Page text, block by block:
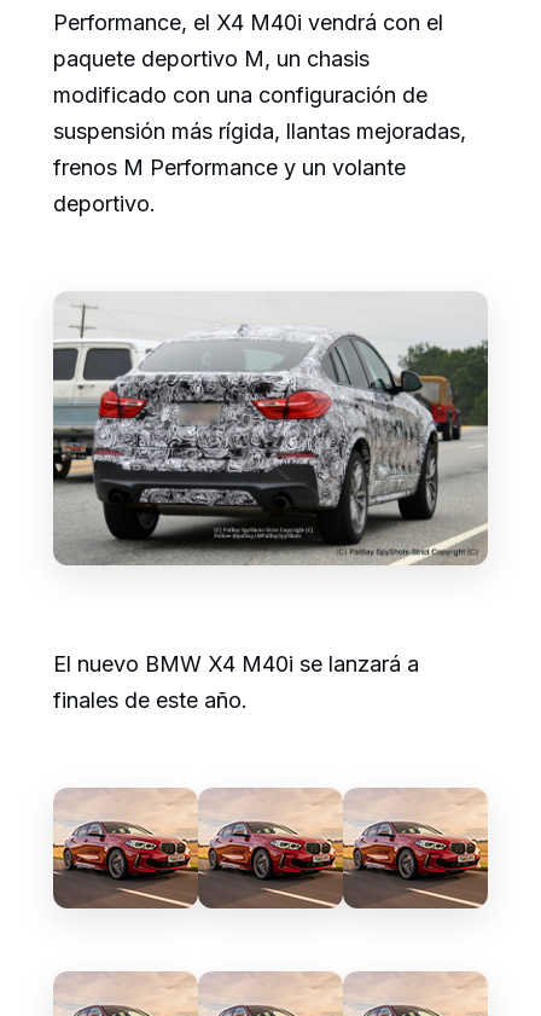
Performance, el X4 M40i vendrá con el
paquete deportivo M, un chasis
modificado con una configuración de
suspensión más rígida, llantas mejoradas,
frenos M Performance y un volante
deportivo.
El nuevo BMW X4 M40i se lanzará a
finales de este año.